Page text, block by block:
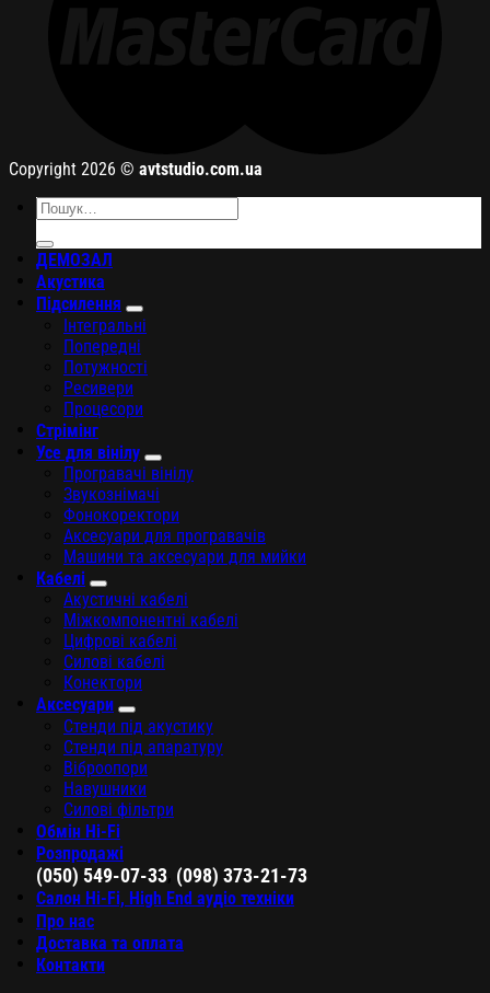
Copyright 2026 © avtstudio.com.ua
Шукати:
ДЕМОЗАЛ
Акустика
Підсилення
Інтегральні
Попередні
Потужності
Ресивери
Процесори
Стрімінг
Усе для вінілу
Програвачі вінілу
Звукознімачі
Фонокоректори
Аксесуари для програвачів
Машини та аксесуари для мийки
Кабелі
Акустичні кабелі
Міжкомпонентні кабелі
Цифрові кабелі
Силові кабелі
Конектори
Аксесуари
Стенди під акустику
Стенди під апаратуру
Віброопори
Навушники
Силові фільтри
Обмін Hi-Fi
Розпродажі
(050) 549-07-33 (098) 373-21-73
Салон Hi-Fi, High End аудіо техніки
Про нас
Доставка та оплата
Контакти